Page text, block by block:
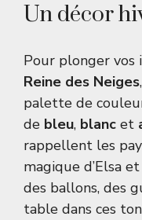
Un décor
Pour plonger vos
Reine des Neiges
palette de
de bleu, blanc et
rappellent les
magique d’Elsa
des ballons, des
table dans ces